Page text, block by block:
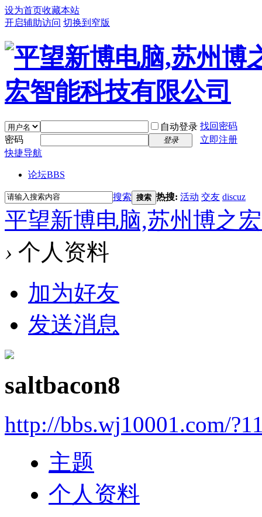
设为首页收藏本站
开启辅助访问 切换到窄版
自动登录 找回密码
密码
登录
立即注册
快捷导航
论坛BBS
搜索 搜索 热搜: 活动 交友 discuz
平望新博电脑,苏州博之
› 个人资料
加为好友
发送消息
saltbacon8
http://bbs.wj10001.com/
主题
个人资料